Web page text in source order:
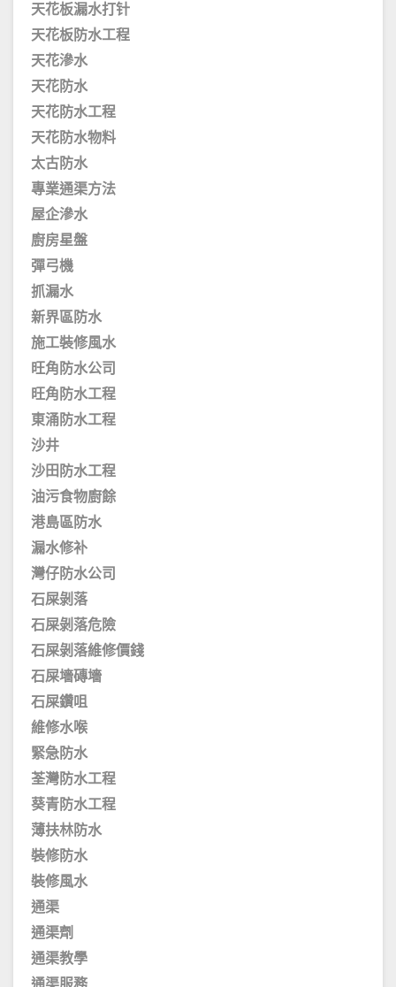
天花板漏水打针
天花板防水工程
天花滲水
天花防水
天花防水工程
天花防水物料
太古防水
專業通渠方法
屋企滲水
廚房星盤
彈弓機
抓漏水
新界區防水
施工裝修風水
旺角防水公司
旺角防水工程
東涌防水工程
沙井
沙田防水工程
油污食物廚餘
港島區防水
漏水修补
灣仔防水公司
石屎剝落
石屎剝落危險
石屎剝落維修價錢
石屎墻磚墻
石屎鑽咀
維修水喉
緊急防水
荃灣防水工程
葵青防水工程
薄扶林防水
裝修防水
裝修風水
通渠
通渠劑
通渠教學